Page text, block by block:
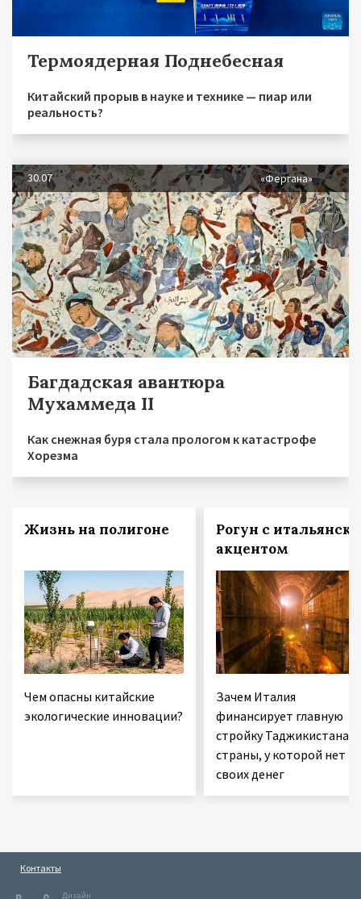
Термоядерная Поднебесная
Китайский прорыв в науке и технике — пиар или
реальность?
30.07 «Фергана»
Багдадская авантюра
Мухаммеда II
Как снежная буря стала прологом к катастрофе
Хорезма
Жизнь на полигоне
Чем опасны китайские
экологические инновации?
Рогун с
акцентом
Зачем Италия
финансирует главную
стройку Таджикистана —
страны, у которой нет
своих денег
Контакты
Дизайн